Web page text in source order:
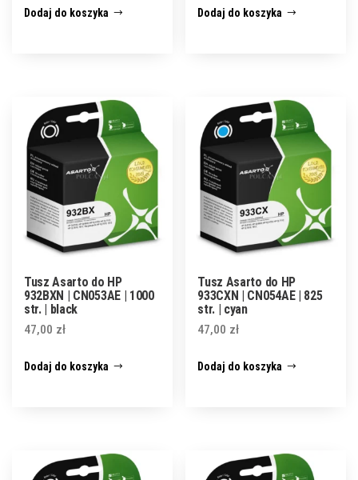
Dodaj do koszyka Dodaj do koszyka
Tusz Asarto do HP
932BXN | CN053AE | 1000
str. | black
47,00 zł
Dodaj do koszyka
Tusz Asarto do HP
933CXN | CN054AE | 825
str. | cyan
47,00 zł
Dodaj do koszyka